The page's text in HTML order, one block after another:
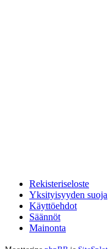
Rekisteriseloste
Yksityisyyden suoja
Käyttöehdot
Säännöt
Mainonta